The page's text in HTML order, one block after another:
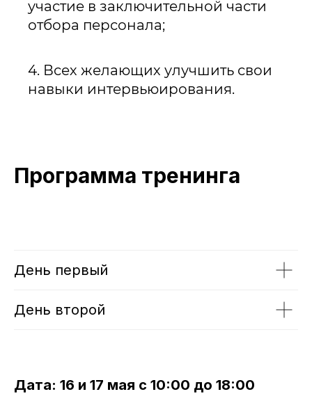
участие в заключительной части
отбора персонала;
4. Всех желающих улучшить свои
навыки интервьюирования.
Программа тренинга
День первый
День второй
Дата: 16 и 17 мая с 10:00 до 18:00